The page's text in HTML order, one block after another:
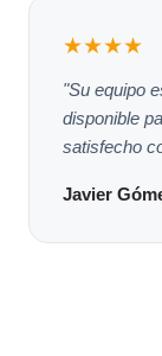
★★★★
"Su equipo
disponible
satisfecho
Javier